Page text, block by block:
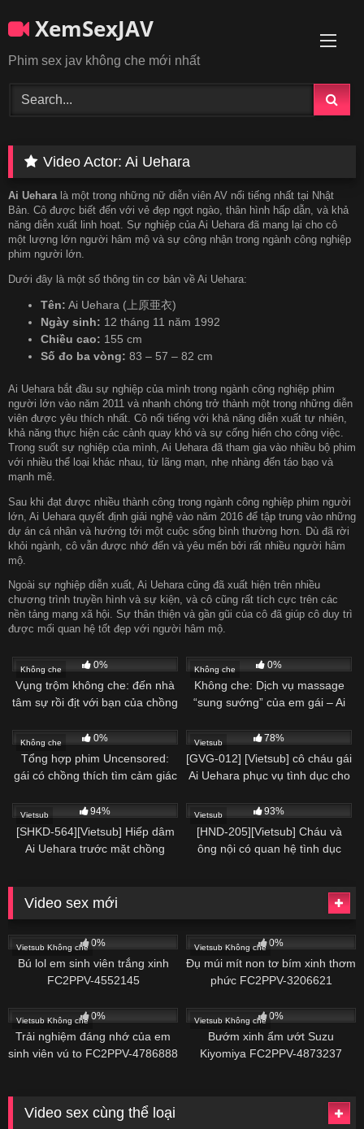
to
XemSexJAV
Phim sex jav không che mới nhất
Video Actor:Ai Uehara
Ai Ueharalà một trong những nữ diễn viên AV nổi tiếng nhất tại Nhật
Bản. Cô được biết đến với vẻ đẹp ngọt ngào, thân hình hấp dẫn, và khả
năng diễn xuất linh hoạt. Sự nghiệp của Ai Uehara đã mang lại cho cô
một lượng lớn người hâm mộ và sự công nhận trong ngành công nghiệp
phim người lớn.
Dưới đây là một số thông tin cơ bản về Ai Uehara:
Tên: Ai Uehara (上原亜衣)
Ngày sinh: 12 tháng 11 năm 1992
Chiều cao: 155 cm
Số đo ba vòng: 83 – 57 – 82 cm
Ai Uehara bắt đầu sự nghiệp của mình trong ngành công nghiệp phim
người lớn vào năm 2011 và nhanh chóng trở thành một trong những diễn
viên được yêu thích nhất. Cô nổi tiếng với khả năng diễn xuất tự nhiên,
khả năng thực hiện các cảnh quay khó và sự cống hiến cho công việc.
Trong suốt sự nghiệp của mình, Ai Uehara đã tham gia vào nhiều bộ phim
với nhiều thể loại khác nhau, từ lãng mạn, nhẹ nhàng đến táo bạo và
mạnh mẽ.
Sau khi đạt được nhiều thành công trong ngành công nghiệp phim người
lớn, Ai Uehara quyết định giải nghệ vào năm 2016 để tập trung vào những
dự án cá nhân và hướng tới một cuộc sống bình thường hơn. Dù đã rời
khỏi ngành, cô vẫn được nhớ đến và yêu mến bởi rất nhiều người hâm
mộ.
Ngoài sự nghiệp diễn xuất, Ai Uehara cũng đã xuất hiện trên nhiều
chương trình truyền hình và sự kiện, và cô cũng rất tích cực trên các
nền tảng mạng xã hội. Sự thân thiện và gần gũi của cô đã giúp cô duy trì
được mối quan hệ tốt đẹp với người hâm mộ.
Không che 0%
Vụng trộm không che: đến nhà
tâm sự rồi địt với bạn của chồng
Không che 0%
Không che: Dịch vụ massage
“sung sướng” của em gái – Ai
Không che 0%
Tổng hợp phim Uncensored:
gái có chồng thích tìm cảm giác
Vietsub 78%
[GVG-012] [Vietsub] cô cháu gái
Ai Uehara phục vụ tình dục cho
Vietsub 94%
[SHKD-564][Vietsub] Hiếp dâm
Ai Uehara trước mặt chồng
Vietsub 93%
[HND-205][Vietsub] Cháu và
ông nội có quan hệ tình dục
Video sex mới
Vietsub Không che 0%
Bú lol em sinh viên trắng xinh
FC2PPV-4552145
Vietsub Không che 0%
Đụ múi mít non tơ bím xinh thơm
phức FC2PPV-3206621
Vietsub Không che 0%
Trải nghiệm đáng nhớ của em
sinh viên vú to FC2PPV-4786888
Vietsub Không che 0%
Bướm xinh ẩm ướt Suzu
Kiyomiya FC2PPV-4873237
Video sex cùng thể loại